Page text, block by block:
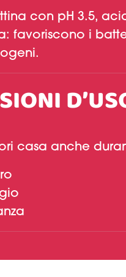
con pH 3.5,
favoriscono i
casa anche